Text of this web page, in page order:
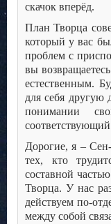
скачок вперёд.
План Творца
который у вас
проблем с
вы
естественным.
для себя другую
понимании
Дорогие, я –
тех, кто
составной
Творца. У нас
действуем по-
между собой